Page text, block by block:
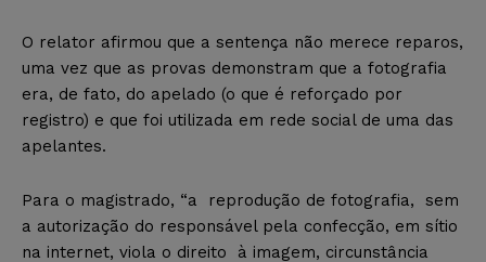
O relator afirmou que a sentença não merece reparos,
uma vez que as provas demonstram que a fotografia
era, de fato, do apelado (o que é reforçado por
registro) e que foi utilizada em rede social de uma das
apelantes.
Para o magistrado, “a reprodução de fotografia, sem
a autorização do responsável pela confecção, em sítio
na internet, viola o direito à imagem, circunstância